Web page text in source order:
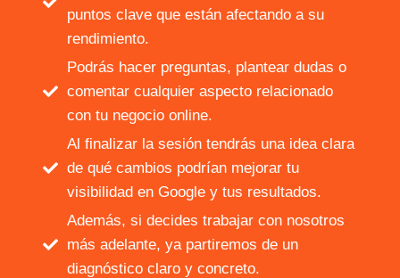
puntos clave que están afectando a su
rendimiento.
Podrás hacer preguntas, plantear dudas o
comentar cualquier aspecto relacionado
con tu negocio online.
Al finalizar la sesión tendrás una idea clara
de qué cambios podrían mejorar tu
visibilidad en Google y tus resultados.
Además, si decides trabajar con nosotros
más adelante, ya partiremos de un
diagnóstico claro y concreto.